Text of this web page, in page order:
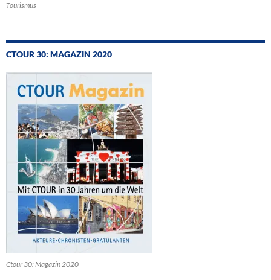
Tourismus
CTOUR 30: MAGAZIN 2020
Ctour 30: Magazin 2020